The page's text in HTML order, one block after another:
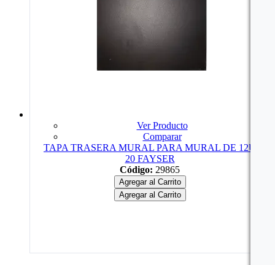
Ver Producto
Comparar
TAPA TRASERA MURAL PARA MURAL DE 12U
20 FAYSER
Código: 29865
Agregar al Carrito
Agregar al Carrito